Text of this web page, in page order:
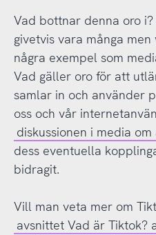
Vad bottnar denna oro
givetvis vara många
några exempel som
Vad gäller oro för att
samlar in och använder
oss och vår
diskussionen i media
dess eventuella
bidragit.
Vill man veta mer om
avsnittet Vad är Tiktok?